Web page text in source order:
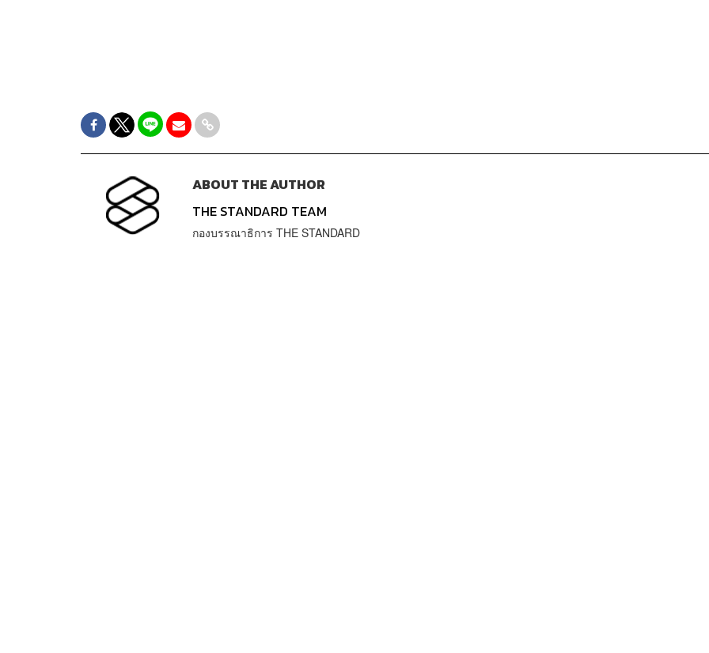
ABOUT THE AUTHOR
THE STANDARD TEAM
กองบรรณาธิการ THE STANDARD